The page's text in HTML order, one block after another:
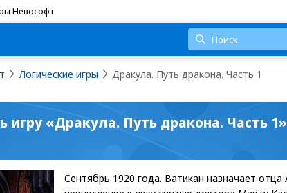
Невософт
Логические игры Дракула. Путь дракона. Часть 1
игру «Дракула. Путь дракона. Часть 1»
Сентябрь 1920 года. Ватикан назначает